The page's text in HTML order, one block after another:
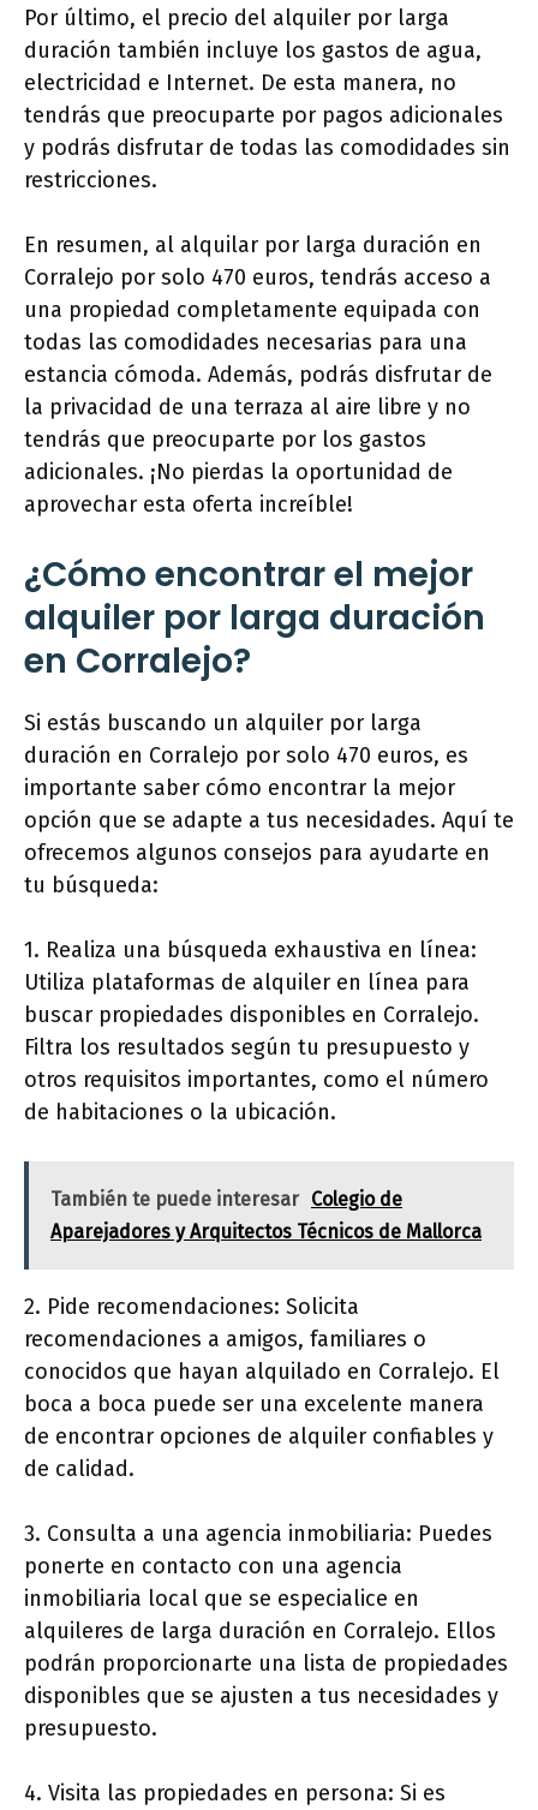
Por último, el precio del alquiler por larga
duración también incluye los gastos de agua,
electricidad e Internet. De esta manera, no
tendrás que preocuparte por pagos adicionales
y podrás disfrutar de todas las comodidades sin
restricciones.
En resumen, al alquilar por larga duración en
Corralejo por solo 470 euros, tendrás acceso a
una propiedad completamente equipada con
todas las comodidades necesarias para una
estancia cómoda. Además, podrás disfrutar de
la privacidad de una terraza al aire libre y no
tendrás que preocuparte por los gastos
adicionales. ¡No pierdas la oportunidad de
aprovechar esta oferta increíble!
¿Cómo encontrar el mejor
alquiler por larga duración
en Corralejo?
Si estás buscando un alquiler por larga
duración en Corralejo por solo 470 euros, es
importante saber cómo encontrar la mejor
opción que se adapte a tus necesidades. Aquí te
ofrecemos algunos consejos para ayudarte en
tu búsqueda:
1. Realiza una búsqueda exhaustiva en línea:
Utiliza plataformas de alquiler en línea para
buscar propiedades disponibles en Corralejo.
Filtra los resultados según tu presupuesto y
otros requisitos importantes, como el número
de habitaciones o la ubicación.
También te puede interesar Colegio de
Aparejadores y Arquitectos Técnicos de Mallorca
2. Pide recomendaciones: Solicita
recomendaciones a amigos, familiares o
conocidos que hayan alquilado en Corralejo. El
boca a boca puede ser una excelente manera
de encontrar opciones de alquiler confiables y
de calidad.
3. Consulta a una agencia inmobiliaria: Puedes
ponerte en contacto con una agencia
inmobiliaria local que se especialice en
alquileres de larga duración en Corralejo. Ellos
podrán proporcionarte una lista de propiedades
disponibles que se ajusten a tus necesidades y
presupuesto.
4. Visita las propiedades en persona: Si es